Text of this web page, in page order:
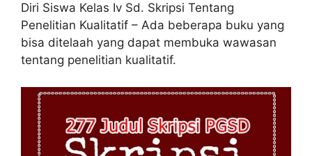
Diri Siswa Kelas Iv Sd. Skripsi Tentang
Penelitian Kualitatif – Ada beberapa buku yang
bisa ditelaah yang dapat membuka wawasan
tentang penelitian kualitatif.